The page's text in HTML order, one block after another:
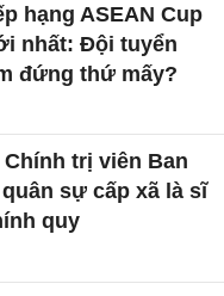
hạng ASEAN Cup
nhất: Đội tuyển
đứng thứ mấy?
trị viên Ban
sự cấp xã là sĩ
quy